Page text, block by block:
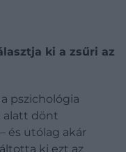
ki a zsűri az
pszichológia
alatt dönt
és utólag akár
ki ezt az